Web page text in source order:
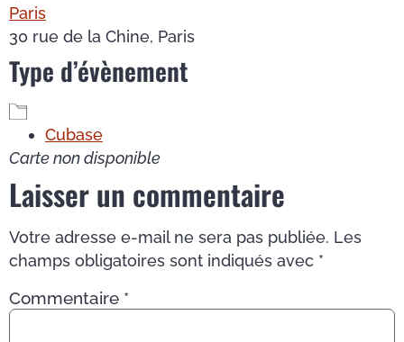
Paris
30 rue de la Chine, Paris
Type d’évènement
Cubase
Carte non disponible
Laisser un commentaire
Votre adresse e-mail ne sera pas publiée. Les
champs obligatoires sont indiqués avec *
Commentaire *